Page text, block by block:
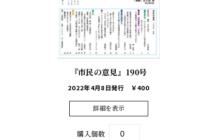
『市民の意見』190号
2022年4月8日発行 ￥400
詳細を表示
購入個数